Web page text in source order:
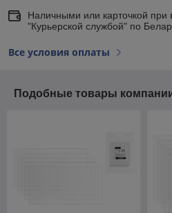
Наличными или карточкой при
"Курьерской службой" по
Все условия оплаты
Подобные товары